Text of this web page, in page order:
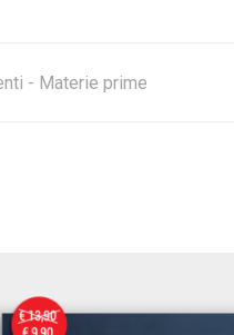
- Materie prime